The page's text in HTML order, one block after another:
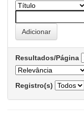
Resultados/Página
Registro(s)